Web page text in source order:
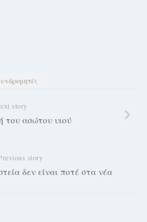
story
του ασώτου υιού
story
δεν είναι ποτέ στα νέα